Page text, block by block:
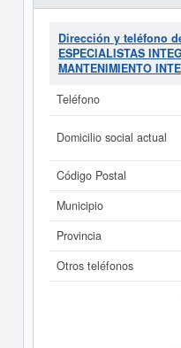
Dirección y teléfono
ESPECIALISTAS
MANTENIMIENTO
Teléfono
Domicilio social actual
Código Postal
Municipio
Provincia
Otros teléfonos